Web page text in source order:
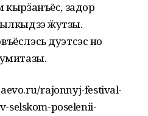
кырӟанъёс, задор
ӝутӥзы.
дуэтсэс но
rajonnyj-festival-
selskom-poselenii-